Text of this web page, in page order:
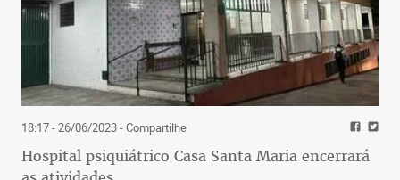
18:17 - 26/06/2023- Compartilhe
Hospital psiquiátrico Casa Santa Maria encerrará